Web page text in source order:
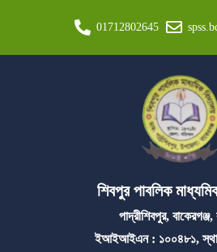
01712802645
শিবপুর পাবলিক
পাদ্রীশিবপুর, বাকেরগঞ্জ,
ইআইআইএন : ১০০৪৮১,